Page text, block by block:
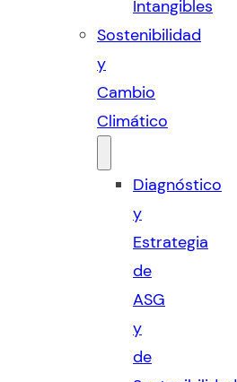
Intangibles
Sostenibilidad
y
Cambio
Climático
Diagnóstico
y
Estrategia
de
ASG
y
de